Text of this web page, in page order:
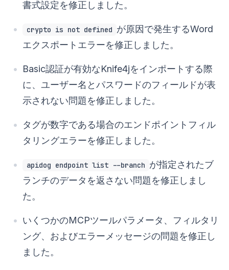
書式設定を修正しました。
crypto is not defined が原因で発生するWord
エクスポートエラーを修正しました。
Basic認証が有効なKnife4jをインポートする際
に、ユーザー名とパスワードのフィールドが表
示されない問題を修正しました。
タグが数字である場合のエンドポイントフィル
タリングエラーを修正しました。
apidog endpoint list --branch が指定されたブ
ランチのデータを返さない問題を修正しまし
た。
いくつかのMCPツールパラメータ、フィルタリ
ング、およびエラーメッセージの問題を修正し
ました。